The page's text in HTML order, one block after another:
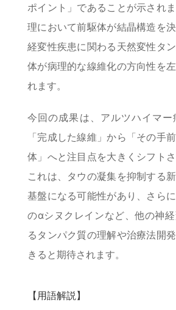
ポイント」であることが示され
理において前駆体が結晶構造を
経変性疾患に関わる天然変性タ
体が病理的な線維化の方向性を
れます。
今回の成果は、アルツハイマー
「完成した線維」から「その手
体」へと注目点を大きくシフトさ
これは、タウの凝集を抑制する
基盤になる可能性があり、さら
のαシヌクレインなど、他の神
るタンパク質の理解や治療法開
きると期待されます。
【用語解説】